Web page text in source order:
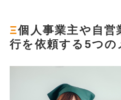
Ξ個人事業主や自営
行を依頼する5つの